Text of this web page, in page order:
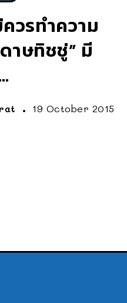
วรทำความ
าษทิชชู่” มี
19 October 2015